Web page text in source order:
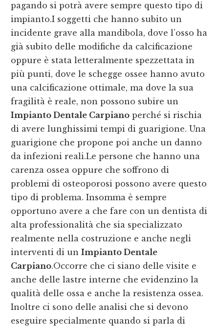
pagando si potrà avere sempre questo tipo di
impianto.I soggetti che hanno subito un
incidente grave alla mandibola, dove l’osso ha
già subito delle modifiche da calcificazione
oppure è stata letteralmente spezzettata in
più punti, dove le schegge ossee hanno avuto
una calcificazione ottimale, ma dove la sua
fragilità è reale, non possono subire un
Impianto Dentale Carpiano perché si rischia
di avere lunghissimi tempi di guarigione. Una
guarigione che propone poi anche un danno
da infezioni reali.Le persone che hanno una
carenza ossea oppure che soffrono di
problemi di osteoporosi possono avere questo
tipo di problema. Insomma è sempre
opportuno avere a che fare con un dentista di
alta professionalità che sia specializzato
realmente nella costruzione e anche negli
interventi di unImpianto Dentale
Carpiano.Occorre che ci siano delle visite e
anche delle lastre interne che evidenzino la
qualità delle ossa e anche la resistenza ossea.
Inoltre ci sono delle analisi che si devono
eseguire specialmente quando si parla di